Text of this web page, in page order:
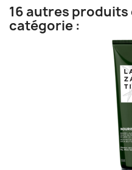
16 autres produits
catégorie :